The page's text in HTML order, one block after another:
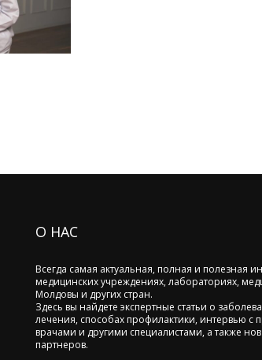
О НАС
Всегда самая актуальная, полная и полезная
медицинских учреждениях, лабораториях,
Молдовы и других стран.
Здесь вы найдете экспертные статьи о
лечения, способах профилактики, интервью с
врачами и другими специалистами, а также
партнеров.